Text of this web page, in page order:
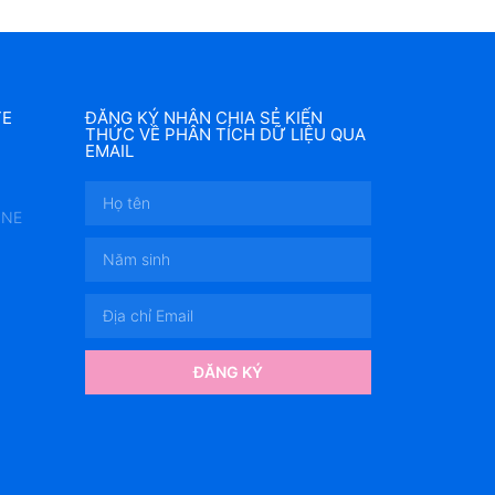
ĐĂNG KÝ NHẬN CHIA SẺ KIẾN
THỨC VỀ PHÂN TÍCH DỮ LIỆU QUA
EMAIL
ĐĂNG KÝ